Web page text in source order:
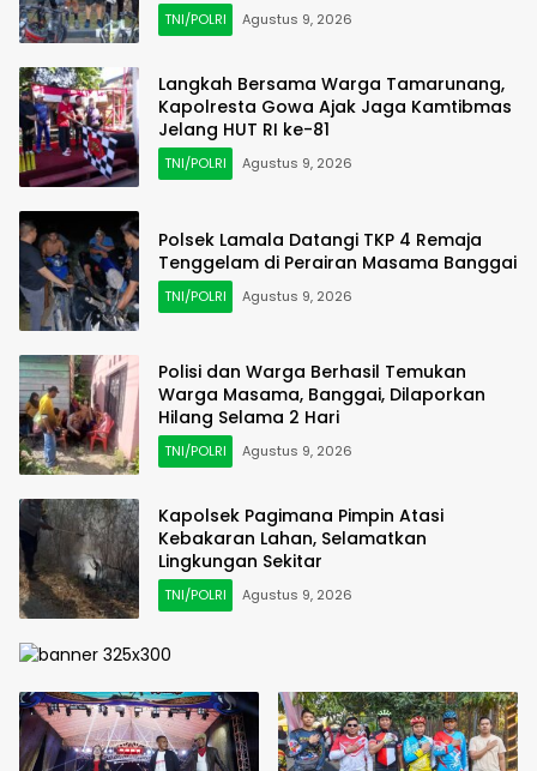
TNI/POLRI Agustus 9, 2026
Langkah Bersama Warga Tamarunang,
Kapolresta Gowa Ajak Jaga Kamtibmas
Jelang HUT RI ke-81
TNI/POLRI Agustus 9, 2026
Polsek Lamala Datangi TKP 4 Remaja
Tenggelam di Perairan Masama Banggai
TNI/POLRI Agustus 9, 2026
Polisi dan Warga Berhasil Temukan
Warga Masama, Banggai, Dilaporkan
Hilang Selama 2 Hari
TNI/POLRI Agustus 9, 2026
Kapolsek Pagimana Pimpin Atasi
Kebakaran Lahan, Selamatkan
Lingkungan Sekitar
TNI/POLRI Agustus 9, 2026